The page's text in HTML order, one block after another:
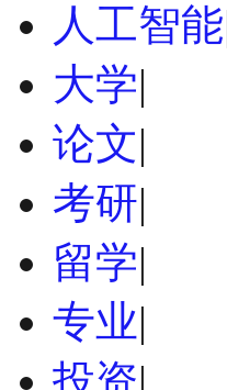
人工智能
大学|
论文|
考研|
留学|
专业|